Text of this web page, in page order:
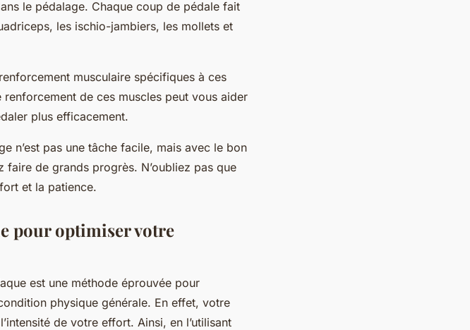
le pédalage. Chaque coup de pédale fait
les ischio-jambiers, les mollets et
musculaire spécifiques à ces
de ces muscles peut vous aider
plus efficacement.
n’est pas une tâche facile, mais avec le bon
de grands progrès. N’oubliez pas que
et la patience.
pour optimiser votre
est une méthode éprouvée pour
physique générale. En effet, votre
de votre effort. Ainsi, en l’utilisant